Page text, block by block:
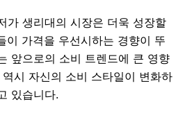
가 생리대의 시장은 더욱 성장할
이 가격을 우선시하는 경향이 뚜
앞으로의 소비 트렌드에 큰 영향
시 자신의 소비 스타일이 변화하
있습니다.